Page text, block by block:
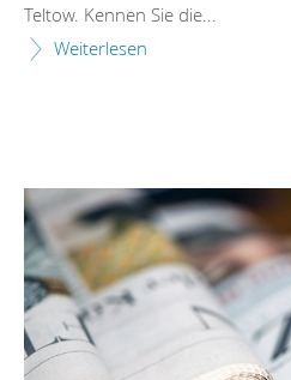
Teltow. Kennen Sie die...
Weiterlesen